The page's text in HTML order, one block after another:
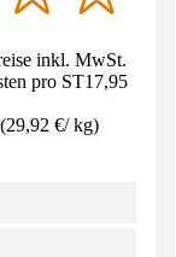
inkl. MwSt.
pro ST17,95
(29,92 €/ kg)